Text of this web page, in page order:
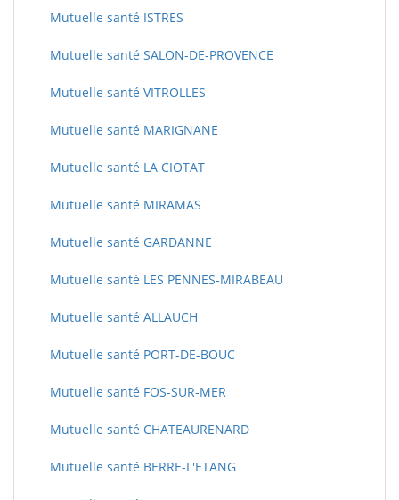
Mutuelle santé ISTRES
Mutuelle santé SALON-DE-PROVENCE
Mutuelle santé VITROLLES
Mutuelle santé MARIGNANE
Mutuelle santé LA CIOTAT
Mutuelle santé MIRAMAS
Mutuelle santé GARDANNE
Mutuelle santé LES PENNES-MIRABEAU
Mutuelle santé ALLAUCH
Mutuelle santé PORT-DE-BOUC
Mutuelle santé FOS-SUR-MER
Mutuelle santé CHATEAURENARD
Mutuelle santé BERRE-L'ETANG